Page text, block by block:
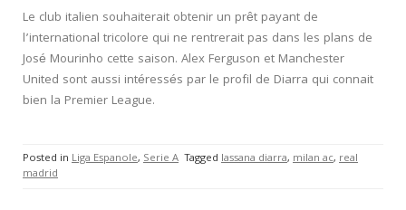
Le club italien souhaiterait obtenir un prêt payant de
l’international tricolore qui ne rentrerait pas dans les plans de
José Mourinho cette saison. Alex Ferguson et Manchester
United sont aussi intéressés par le profil de Diarra qui connait
bien la Premier League.
Posted in Liga Espanole, Serie A Tagged lassana diarra, milan ac, real
madrid